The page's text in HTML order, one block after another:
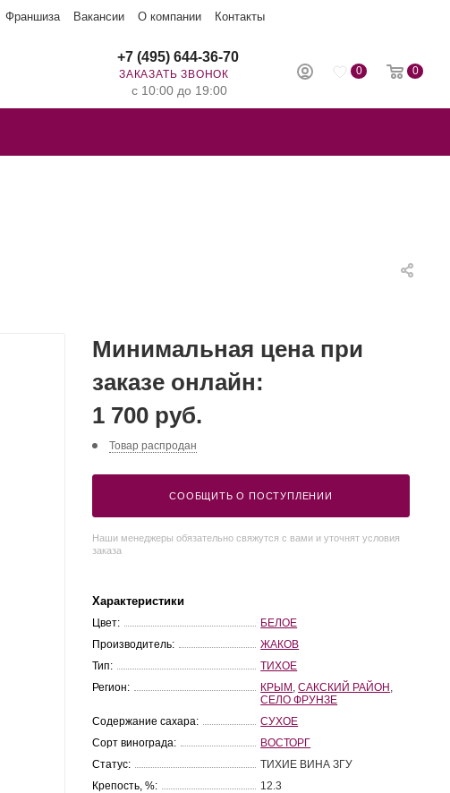
Франшиза Вакансии О компании Контакты
0 0
+7 (495) 644-36-70
ЗАКАЗАТЬ ЗВОНОК
с 10:00 до 19:00
Минимальная цена при
заказе онлайн:
1 700 руб.
Товар распродан
СООБЩИТЬ О ПОСТУПЛЕНИИ
Наши менеджеры обязательно свяжутся с вами и уточнят условия
заказа
Характеристики
Цвет:
БЕЛОЕ
Производитель:
ЖАКОВ
Тип:
ТИХОЕ
Регион:
КРЫМ ,САКСКИЙ РАЙОН
СЕЛО ФРУНЗЕ
Содержание сахара:
СУХОЕ
Сорт винограда:
ВОСТОРГ
Статус:
ТИХИЕ ВИНА ЗГУ
Крепость, %:
12.3